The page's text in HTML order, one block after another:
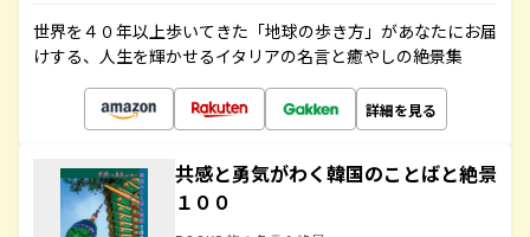
世界を４０年以上歩いてきた「地球の歩き方」があなたにお届
けする、人生を輝かせるイタリアの名言と癒やしの絶景集
詳細を見る
共感と勇気がわく韓国のことばと絶景
１００